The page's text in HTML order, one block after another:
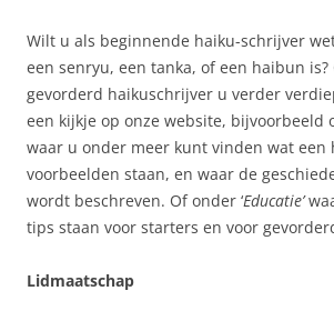
Wilt u als beginnende haiku-schrijver
een senryu, een tanka, of een haibun
gevorderd haikuschrijver u verder
een kijkje op onze website, bijvoorbeeld
waar u onder meer kunt vinden wat een
voorbeelden staan, en waar de
wordt beschreven. Of onder ‘Educatie’
tips staan voor starters en voor
Lidmaatschap